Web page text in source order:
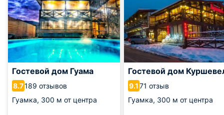
Гостевой дом Гуама
8.7189 отзывов
Гуамка, 300 м от центра
Гостевой дом
9.171 отзыв
Гуамка, 300 м от центра